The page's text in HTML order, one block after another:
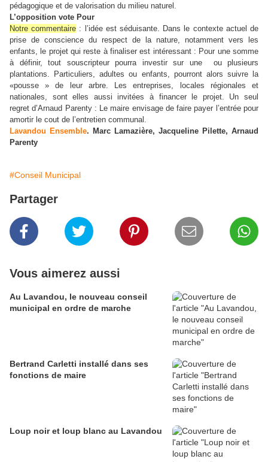
pédagogique et de valorisation du milieu naturel.
L’opposition vote Pour
Notre commentaire : l’idée est séduisante. Dans le contexte actuel de
prise de conscience du respect de la nature, notamment vers les
enfants, le projet qui reste à finaliser est intéressant : Pour une somme
à définir, tout souscripteur pourra investir sur une
ou plusieurs
plantations. Particuliers, adultes ou enfants, pourront alors suivre la
«pousse » de leur arbre. Les entreprises, locales régionales et
nationales, sont elles aussi invitées à financer le projet. Un seul
regret d’Arnaud Parenty : Le maire envisage de faire payer l’entrée pour
amortir le cout de l’entretien communal.
Lavandou Ensemble. Marc Lamazière, Jacqueline Pilette, Arnaud
Parenty
#Conseil Municipal
Partager
Vous aimerez aussi
Au Lavandou, le nouveau conseil
municipal en ordre de marche
Bertrand Carletti installé dans ses
fonctions de maire
Loup noir et loup blanc au Lavandou